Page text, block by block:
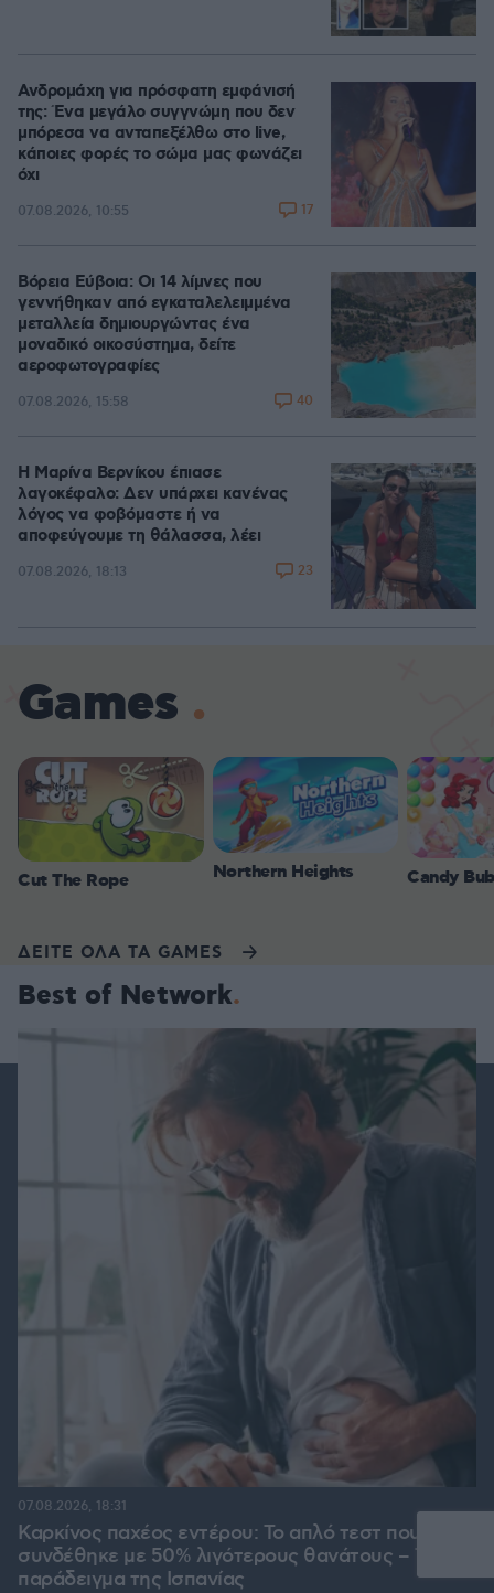
Ανδρομάχη για πρόσφατη εμφάνισή
της: Ένα μεγάλο συγγνώμη που δεν
μπόρεσα να ανταπεξέλθω στο live,
κάποιες φορές το σώμα μας φωνάζει
όχι
07.08.2026, 10:55 17
Βόρεια Εύβοια: Οι 14 λίμνες που
γεννήθηκαν από εγκαταλελειμμένα
μεταλλεία δημιουργώντας ένα
μοναδικό οικοσύστημα, δείτε
αεροφωτογραφίες
07.08.2026, 15:58 40
Η Μαρίνα Βερνίκου έπιασε
λαγοκέφαλο: Δεν υπάρχει κανένας
λόγος να φοβόμαστε ή να
αποφεύγουμε τη θάλασσα, λέει
07.08.2026, 18:13 23
Games
Cut The Rope Northern Heights Candy
ΔΕΙΤΕ ΟΛΑ ΤΑ GAMES
Best of Network
Καρκίνος παχέος εντέρου: Το απλό τεστ που
συνδέθηκε με 50% λιγότερους θανάτους – Το
παράδειγμα της Ισπανίας
07.08.2026, 18:31